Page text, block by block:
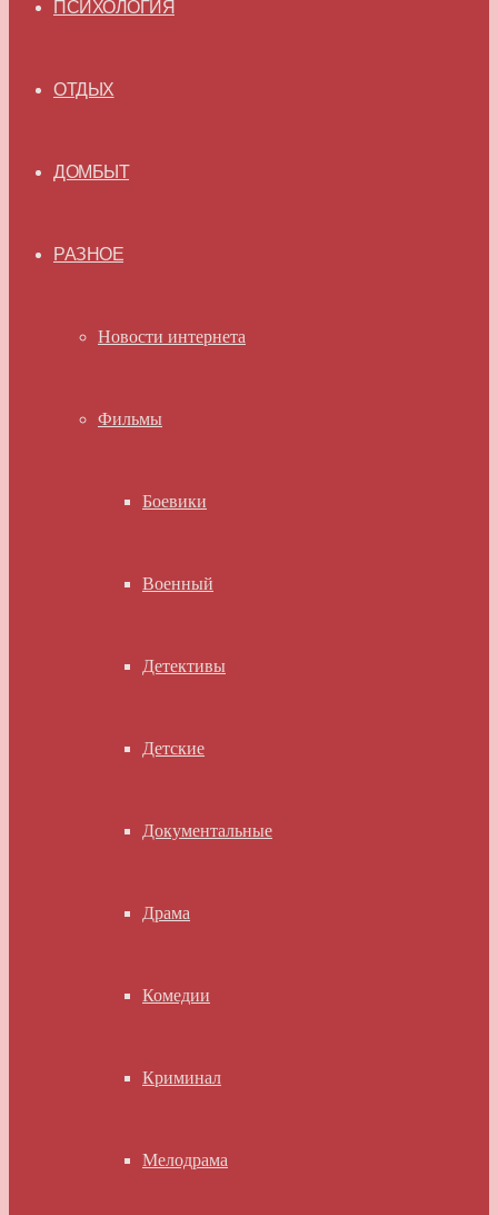
ПСИХОЛОГИЯ
ОТДЫХ
ДОМБЫТ
РАЗНОЕ
Новости интернета
Фильмы
Боевики
Военный
Детективы
Детские
Документальные
Драма
Комедии
Криминал
Мелодрама